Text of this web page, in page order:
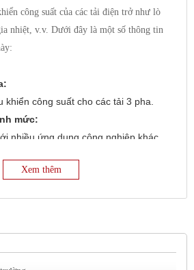
công suất của các tải điện trở như lò
nhiệt, v.v. Dưới đây là một số thông tin
khiển công suất cho các tải 3 pha.
mức:
nhiều ứng dụng công nghiệp khác
mức:
ngõ vào điều khiển như 4-20mA, 1-
Xem thêm